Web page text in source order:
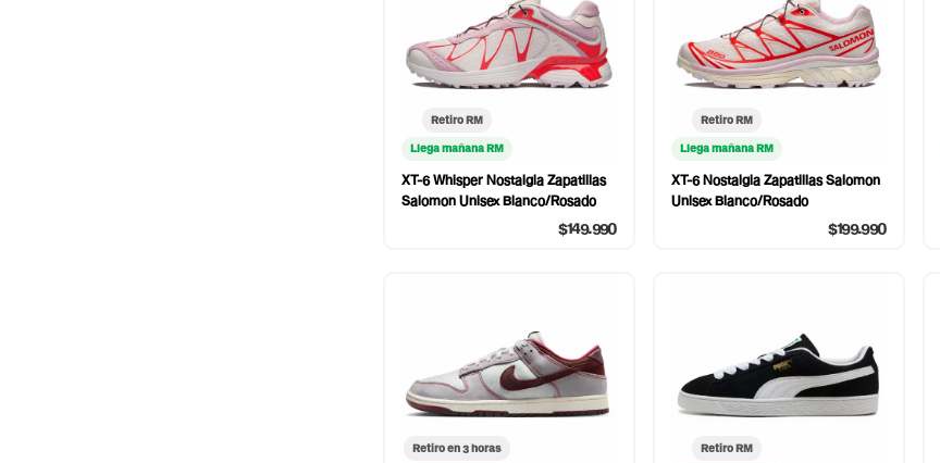
Retiro RM
Llega mañana RM
XT-6 Whisper Nostalgia Zapatillas
Salomon Unisex Blanco/Rosado
$149.990
Retiro RM
Llega mañana RM
XT-6 Nostalgia Zapatillas Salomon
Unisex Blanco/Rosado
$199.990
Retiro en 3 horas Retiro RM